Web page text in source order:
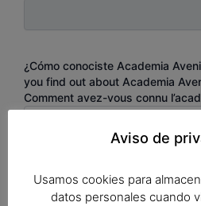
¿Cómo conociste Academia
you find out about Academia
Comment avez-vous connu
Online / En ligne
Presencial / Onsite /
Aviso de
Usamos cookies para
datos personales cuando